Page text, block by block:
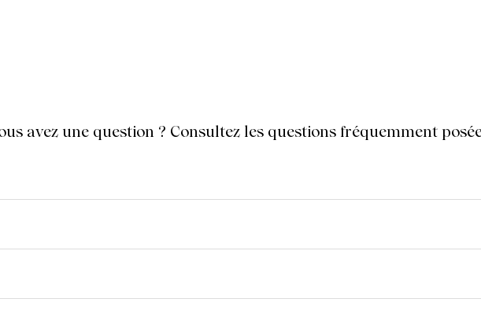
avez une question ? Consultez les questions fréquemment